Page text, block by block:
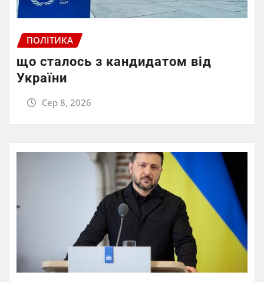
ПОЛІТИКА
що сталось з кандидатом від
України
Сер 8, 2026